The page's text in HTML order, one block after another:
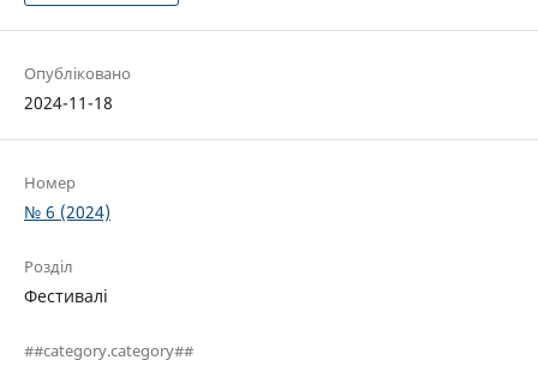
Опубліковано
2024-11-18
Номер
№ 6 (2024)
Розділ
Фестивалі
##category.category##